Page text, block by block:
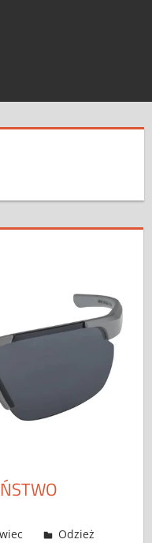
Odzież